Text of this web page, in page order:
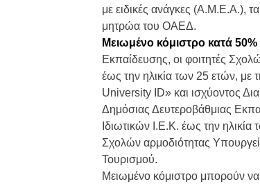
με ειδικές ανάγκες (Α.Μ.Ε.Α.),
μητρώα του ΟΑΕΔ.
Μειωμένο κόμιστρο κατά 50%
Εκπαίδευσης, οι φοιτητές
έως την ηλικία των 25 ετών, με
University ID» και ισχύοντος
Δημόσιας Δευτεροβάθμιας
Ιδιωτικών Ι.Ε.Κ. έως την
Σχολών αρμοδιότητας
Τουρισμού.
Μειωμένο κόμιστρο μπορούν να